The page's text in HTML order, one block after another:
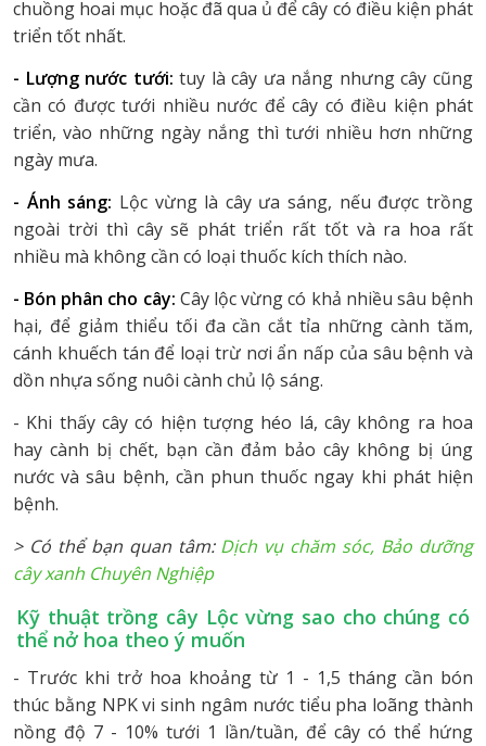
chuồng hoai mục hoặc đã qua ủ để cây có điều kiện phát
triển tốt nhất.
- Lượng nước tưới: tuy là cây ưa nắng nhưng cây cũng
cần có được tưới nhiều nước để cây có điều kiện phát
triển, vào những ngày nắng thì tưới nhiều hơn những
ngày mưa.
- Ánh sáng: Lộc vừng là cây ưa sáng, nếu được trồng
ngoài trời thì cây sẽ phát triển rất tốt và ra hoa rất
nhiều mà không cần có loại thuốc kích thích nào.
- Bón phân cho cây: Cây lộc vừng có khả nhiều sâu bệnh
hại, để giảm thiểu tối đa cần cắt tỉa những cành tăm,
cánh khuếch tán để loại trừ nơi ẩn nấp của sâu bệnh và
dồn nhựa sống nuôi cành chủ lộ sáng.
- Khi thấy cây có hiện tượng héo lá, cây không ra hoa
hay cành bị chết, bạn cần đảm bảo cây không bị úng
nước và sâu bệnh, cần phun thuốc ngay khi phát hiện
bệnh.
> Có thể bạn quan tâm: Dịch vụ chăm sóc, Bảo dưỡng
cây xanh Chuyên Nghiệp
Kỹ thuật trồng cây Lộc vừng sao cho chúng có
thể nở hoa theo ý muốn
- Trước khi trở hoa khoảng từ 1 - 1,5 tháng cần bón
thúc bằng NPK vi sinh ngâm nước tiểu pha loãng thành
nồng độ 7 - 10% tưới 1 lần/tuần, để cây có thể hứng